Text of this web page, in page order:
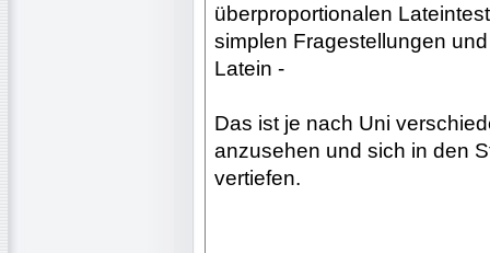
überproportionalen
simplen Fragestellungen
Latein -
Das ist je nach Uni
anzusehen und sich in den
vertiefen.